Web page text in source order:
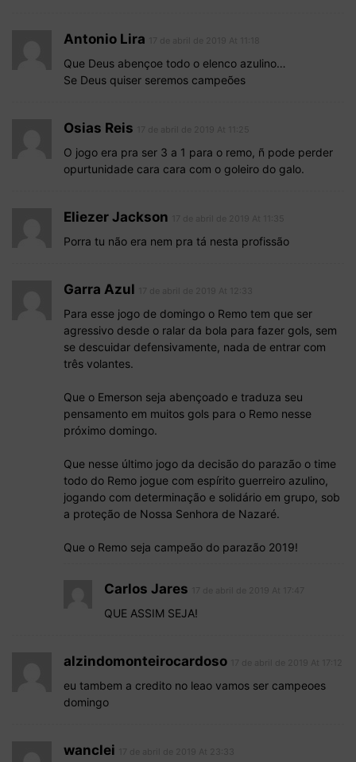
Antonio Lira
Que Deus abençoe todo o elenco azulino…
Se Deus quiser seremos campeões
Osias Reis
O jogo era pra ser 3 a 1 para o remo, ñ pode perder
opurtunidade cara cara com o goleiro do galo.
Eliezer Jackson
Porra tu não era nem pra tá nesta profissão
Garra Azul
Para esse jogo de domingo o Remo tem que ser
agressivo desde o ralar da bola para fazer gols, sem
se descuidar defensivamente, nada de entrar com
três volantes.
Que o Emerson seja abençoado e traduza seu
pensamento em muitos gols para o Remo nesse
próximo domingo.
Que nesse último jogo da decisão do parazão o time
todo do Remo jogue com espírito guerreiro azulino,
jogando com determinação e solidário em grupo, sob
a proteção de Nossa Senhora de Nazaré.
Que o Remo seja campeão do parazão 2019!
Carlos Jares
QUE ASSIM SEJA!
alzindomonteirocardoso
eu tambem a credito no leao vamos ser campeoes
domingo
wanclei